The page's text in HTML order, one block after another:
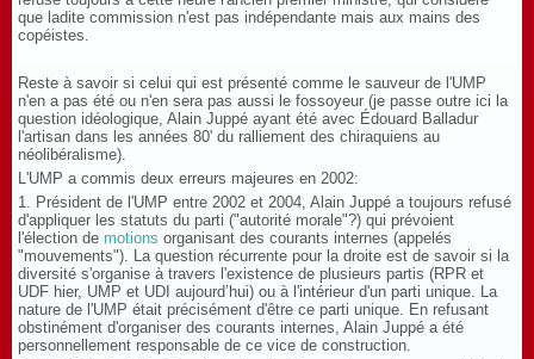
que ladite commission n'est pas indépendante mais aux mains des
copéistes.
Reste à savoir si celui qui est présenté comme le sauveur de l'UMP
n'en a pas été ou n'en sera pas aussi le fossoyeur (je passe outre ici la
question idéologique, Alain Juppé ayant été avec Édouard Balladur
l'artisan dans les années 80' du ralliement des chiraquiens au
néolibéralisme).
L'UMP a commis deux erreurs majeures en 2002:
1. Président de l'UMP entre 2002 et 2004, Alain Juppé a toujours refusé
d'appliquer les statuts du parti ("autorité morale"?) qui prévoient
l'élection de motions organisant des courants internes (appelés
"mouvements"). La question récurrente pour la droite est de savoir si la
diversité s'organise à travers l'existence de plusieurs partis (RPR et
UDF hier, UMP et UDI aujourd’hui) ou à l'intérieur d'un parti unique. La
nature de l'UMP était précisément d'être ce parti unique. En refusant
obstinément d'organiser des courants internes, Alain Juppé a été
personnellement responsable de ce vice de construction.